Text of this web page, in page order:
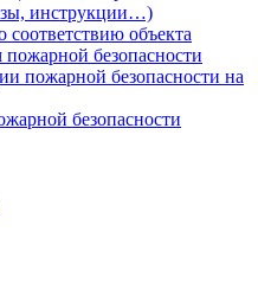
инструкции…)
соответствию объекта
безопасности
пожарной безопасности на
безопасности